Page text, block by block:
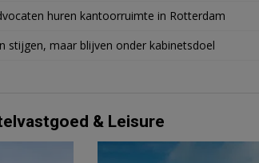
huren kantoorruimte in Rotterdam
stijgen, maar blijven onder kabinetsdoel
& Leisure